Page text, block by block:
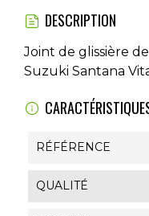
DESCRIPTION
Joint de glissière
Suzuki Santana
RÉFÉRENCE
QUALITÉ